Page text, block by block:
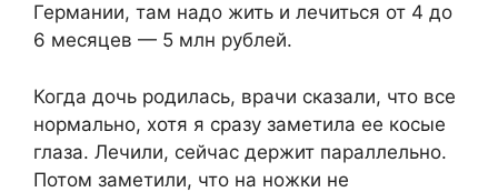
Германии, там надо жить и лечиться от 4 до
6 месяцев — 5 млн рублей.
Когда дочь родилась, врачи сказали, что все
нормально, хотя я сразу заметила ее косые
глаза. Лечили, сейчас держит параллельно.
Потом заметили, что на ножки не